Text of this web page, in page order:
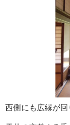
西側にも広縁が回